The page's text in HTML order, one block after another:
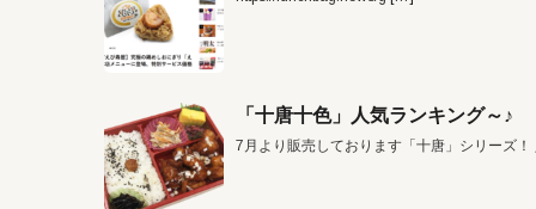
「十唐十色」人気ランキング～♪
7月より販売しております「十唐」シリーズ